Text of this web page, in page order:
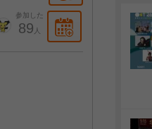
参加した
89 人